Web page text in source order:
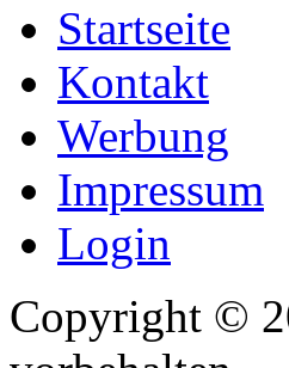
Startseite
Kontakt
Werbung
Impressum
Login
Copyright ©